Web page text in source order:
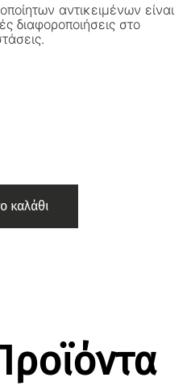
αντικειμένων είναι
διαφοροποιήσεις στο
καλάθι